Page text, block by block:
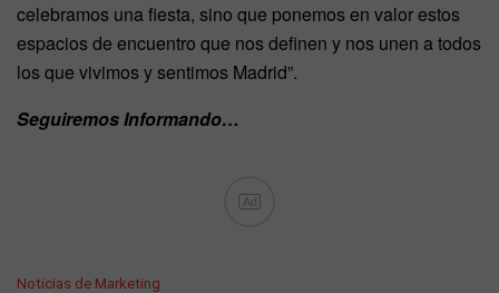
celebramos una fiesta, sino que ponemos en valor estos
espacios de encuentro que nos definen y nos unen a todos
los que vivimos y sentimos Madrid”.
Seguiremos Informando…
Ad
C
Noticias de Marketing